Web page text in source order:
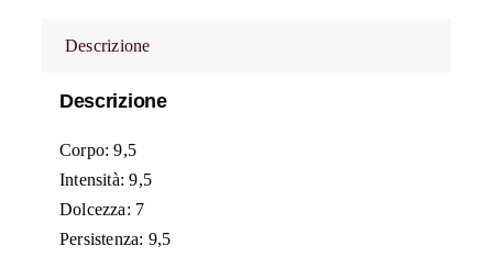
Descrizione
Descrizione
Corpo: 9,5
Intensità: 9,5
Dolcezza: 7
Persistenza: 9,5